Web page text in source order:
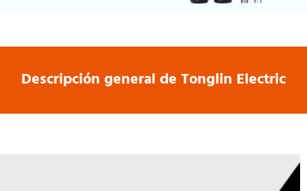
Descripción general de Tonglin Electric